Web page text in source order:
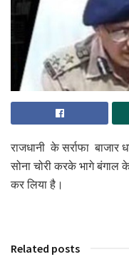
राजधानी के सर्राफा बाजार
सोना चोरी करके भागे बंगाल
कर लिया है।
Related posts